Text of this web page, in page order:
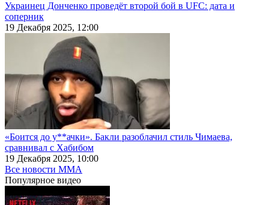
Украинец Донченко проведёт второй бой в UFC: дата и
соперник
19 Декабря 2025, 12:00
«Боится до у**ачки». Бакли разоблачил стиль Чимаева,
сравнивал с Хабибом
19 Декабря 2025, 10:00
Все новости MMA
Популярное видео